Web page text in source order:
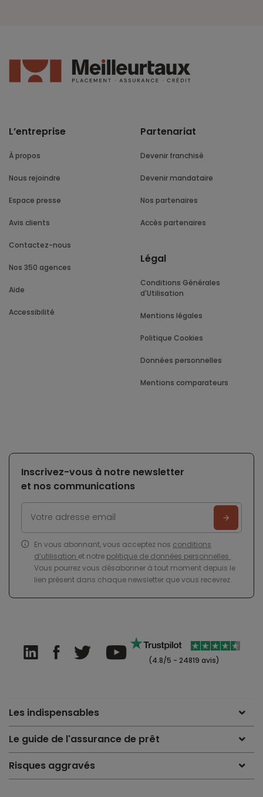
L’entreprise
À propos
Nous rejoindre
Espace presse
Avis clients
Contactez-nous
Nos 350 agences
Aide
Accessibilité
Partenariat
Devenir franchisé
Devenir mandataire
Nos partenaires
Accès partenaires
Légal
Conditions Générales
d'Utilisation
Mentions légales
Politique Cookies
Données personnelles
Mentions comparateurs
Inscrivez-vous à notre newsletter
et nos communications
En vous abonnant, vous acceptez nos conditions
d’utilisation et notre politique de données personnelles .
Vous pourrez vous désabonner à tout moment depuis le
lien présent dans chaque newsletter que vous recevrez.
(4.8/5 - 24819 avis)
Les indispensables
Le guide de l'assurance de prêt
Risques aggravés